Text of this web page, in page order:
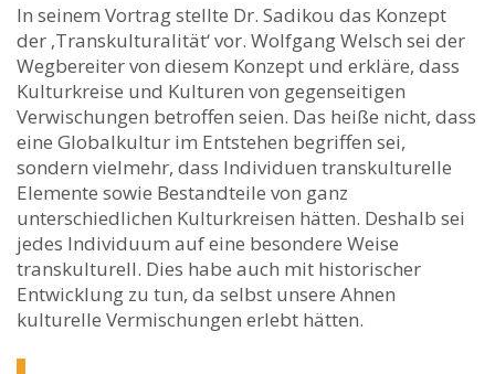
In seinem Vortrag stellte Dr. Sadikou das Konzept
der ‚Transkulturalität‘ vor. Wolfgang Welsch sei der
Wegbereiter von diesem Konzept und erkläre, dass
Kulturkreise und Kulturen von gegenseitigen
Verwischungen betroffen seien. Das heiße nicht, dass
eine Globalkultur im Entstehen begriffen sei,
sondern vielmehr, dass Individuen transkulturelle
Elemente sowie Bestandteile von ganz
unterschiedlichen Kulturkreisen hätten. Deshalb sei
jedes Individuum auf eine besondere Weise
transkulturell. Dies habe auch mit historischer
Entwicklung zu tun, da selbst unsere Ahnen
kulturelle Vermischungen erlebt hätten.